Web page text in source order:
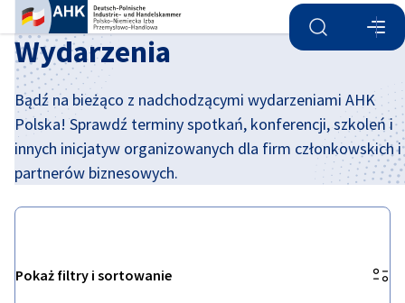
Otwórz
Wydarzenia
Bądź na bieżąco z nadchodzącymi wydarzeniami AHK
Polska! Sprawdź terminy spotkań, konferencji, szkoleń i
innych inicjatyw organizowanych dla firm członkowskich i
partnerów biznesowych.
Opcje filtrowania zostały pomyślnie zaktualizowane
Pokaż filtry i sortowanie